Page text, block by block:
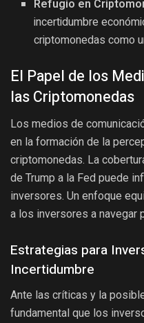
Refugio en
incertidumbre
criptomonedas como
El Papel de los
las Criptomonedas
Los medios de
en la formación de la
criptomonedas. La
de Trump a la Fed puede
inversores. Un enfoque
a los inversores a navegar
Estrategias para
Incertidumbre
Ante las críticas y la
fundamental que los